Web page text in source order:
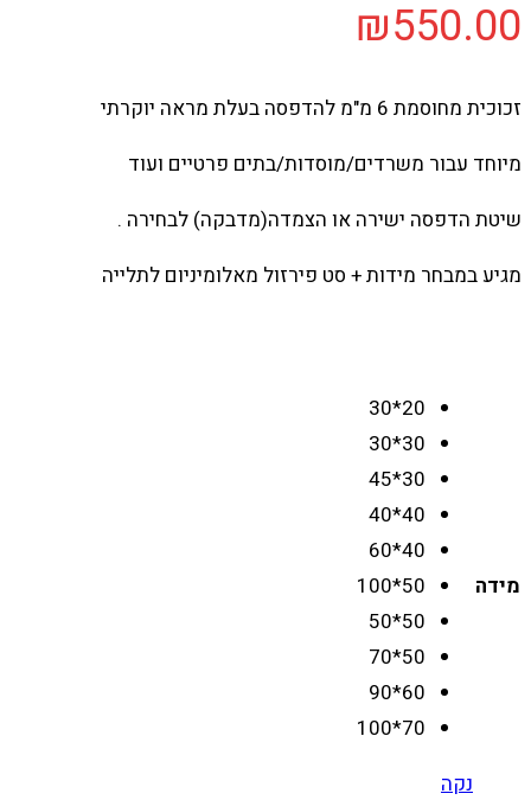
זכוכית מחוסמת 6 מ"מ להדפסה בעלת מראה יוקרתי
מיוחד עבור משרדים/מוסדות/בתים פרטיים ועוד
שיטת הדפסה ישירה או הצמדה(מדבקה) לבחירה .
מגיע במבחר מידות + סט פירזול מאלומיניום לתלייה
מידה
20*30
30*30
30*45
40*40
40*60
50*100
50*50
50*70
60*90
70*100
נקה